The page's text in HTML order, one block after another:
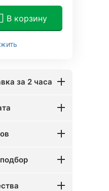
В корзину
за 2 часа